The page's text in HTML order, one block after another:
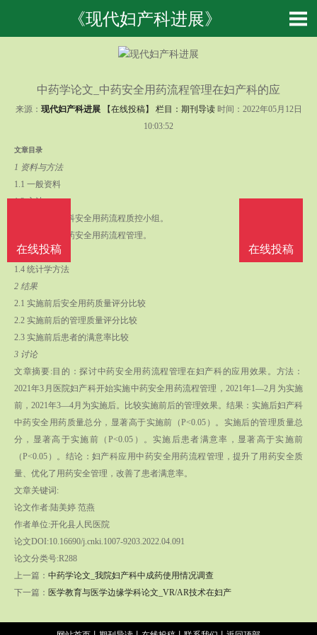
《现代妇产科进展》
中药学论文_中药安全用药流程管理在妇产科的应
来源： 现代妇产科进展 【在线投稿】 栏目： 期刊导读时间：2022年05月12日
10:03:52
文章目录
1 资料与方法
1.1 一般资料
1.2 方法
(1)成立妇产科安全用药流程质控小组。
(2)妇产科中药安全用药流程管理。
1.3 观察指标
1.4 统计学方法
2 结果
2.1 实施前后安全用药质量评分比较
2.2 实施前后的管理质量评分比较
2.3 实施前后患者的满意率比较
3 讨论
文章摘要:目的：探讨中药安全用药流程管理在妇产科的应用效果。方法：
2021年3月医院妇产科开始实施中药安全用药流程管理，2021年1—2月为实施
前，2021年3—4月为实施后。比较实施前后的管理效果。结果：实施后妇产科
中药安全用药质量总分，显著高于实施前（P<0.05）。实施后的管理质量总
分，显著高于实施前（P<0.05）。实施后患者满意率，显著高于实施前
（P<0.05）。结论：妇产科应用中药安全用药流程管理，提升了用药安全质
量、优化了用药安全管理，改善了患者满意率。
文章关键词:
论文作者:陆美婷 范燕
作者单位:开化县人民医院
论文DOI:10.16690/j.cnki.1007-9203.2022.04.091
论文分类号:R288
上一篇： 中药学论文_我院妇产科中成药使用情况调查
下一篇： 医学教育与医学边缘学科论文_VR/AR技术在妇产
在线投稿
在线投稿